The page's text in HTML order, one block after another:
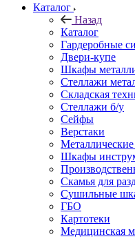
Каталог
Назад
Каталог
Гардеробные
Двери-купе
Шкафы
Стеллажи
Складская
Стеллажи б/у
Сейфы
Верстаки
Шкафы
Скамья для
Сушильные
ГБО
Картотеки
Медицинская